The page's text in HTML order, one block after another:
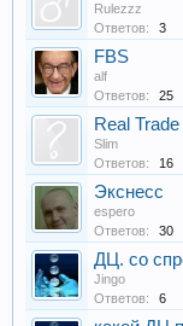
Rulezzz
Ответов:
3
FBS
alf
Ответов:
25
Real Trade
Slim
Ответов:
16
Экснесс
espero
Ответов:
30
ДЦ. со
Jingo
Ответов:
6